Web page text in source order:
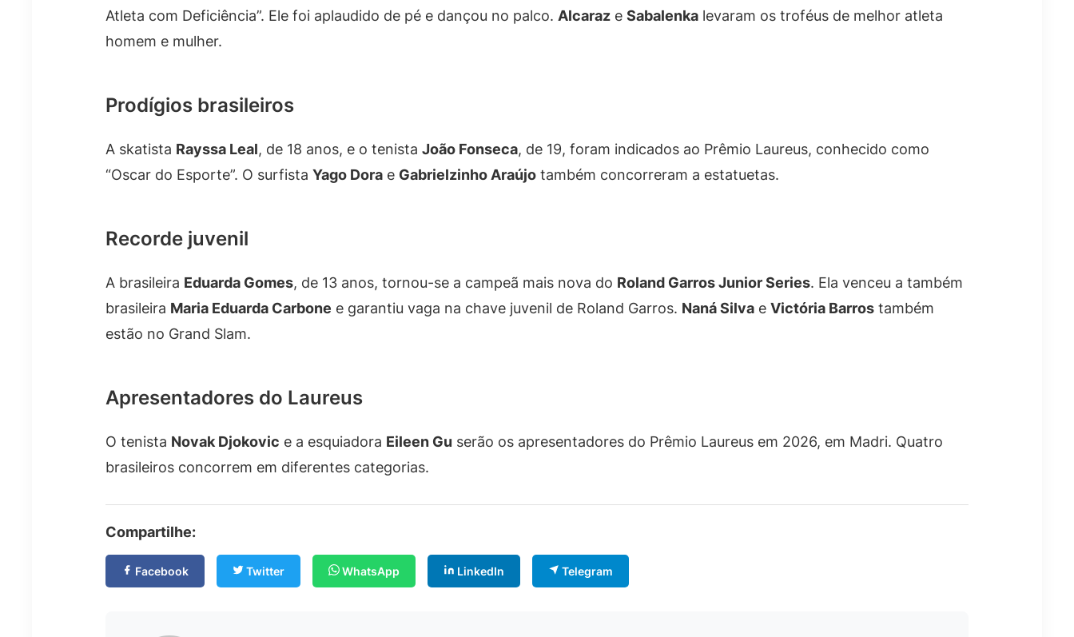
Atleta com Deficiência”. Ele foi aplaudido de pé e dançou no palco. Alcaraz e Sabalenka levaram os troféus de melhor atleta
homem e mulher.
Prodígios brasileiros
A skatista Rayssa Leal, de 18 anos, e o tenista João Fonseca, de 19, foram indicados ao Prêmio Laureus, conhecido como
“Oscar do Esporte”. O surfista Yago Dora e Gabrielzinho Araújo também concorreram a estatuetas.
Recorde juvenil
A brasileira Eduarda Gomes, de 13 anos, tornou-se a campeã mais nova do Roland Garros Junior Series. Ela venceu a também
brasileira Maria Eduarda Carbone e garantiu vaga na chave juvenil de Roland Garros. Naná Silva e Victória Barros também
estão no Grand Slam.
Apresentadores do Laureus
O tenista Novak Djokovic e a esquiadora Eileen Gu serão os apresentadores do Prêmio Laureus em 2026, em Madri. Quatro
brasileiros concorrem em diferentes categorias.
Compartilhe:
Facebook Twitter WhatsApp LinkedIn Telegram